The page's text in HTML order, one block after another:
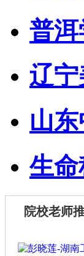
普
辽
山
生
院校老师